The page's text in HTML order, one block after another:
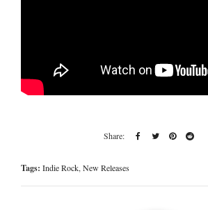
Tags: Indie Rock, New Releases